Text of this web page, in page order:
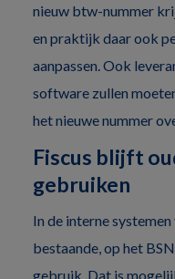
nieuw btw-nummer
en praktijk daar ook
aanpassen. Ook
software zullen
het nieuwe nummer
Fiscus blijft
gebruiken
In de interne
bestaande, op het
gebruik. Dat is